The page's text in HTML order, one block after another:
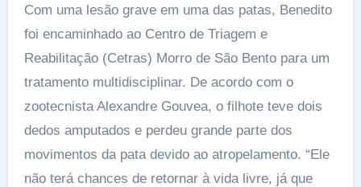
Com uma lesão grave em uma das patas, Benedito
foi encaminhado ao Centro de Triagem e
Reabilitação (Cetras) Morro de São Bento para um
tratamento multidisciplinar. De acordo com o
zootecnista Alexandre Gouvea, o filhote teve dois
dedos amputados e perdeu grande parte dos
movimentos da pata devido ao atropelamento. “Ele
não terá chances de retornar à vida livre, já que